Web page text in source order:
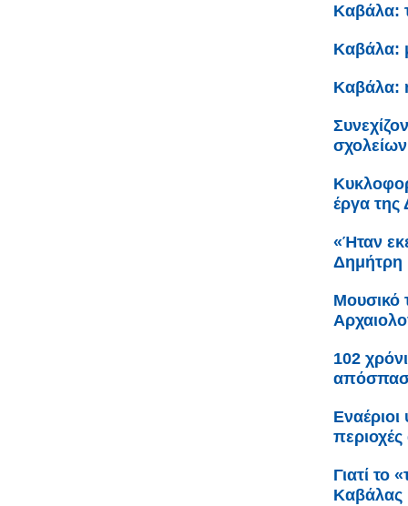
Καβάλα:
Καβάλα:
Καβάλα:
έργα
«Ήταν
Δημήτρη
Μουσικό
102
περιοχές
Γιατί το
Καβάλας